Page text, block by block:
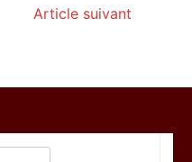
Article suivant